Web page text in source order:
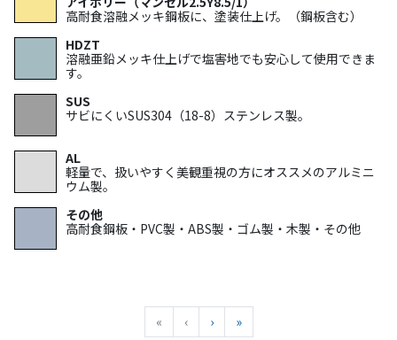
高耐食溶融メッキ鋼板に、塗装仕上げ。（鋼板含む）
HDZT
溶融亜鉛メッキ仕上げで塩害地でも安心して使用できま
す。
SUS
サビにくいSUS304（18-8）ステンレス製。
AL
軽量で、扱いやすく美観重視の方にオススメのアルミニ
ウム製。
その他
高耐食鋼板・PVC製・ABS製・ゴム製・木製・その他
« 先頭へ
‹前へ›次へ»最後へ